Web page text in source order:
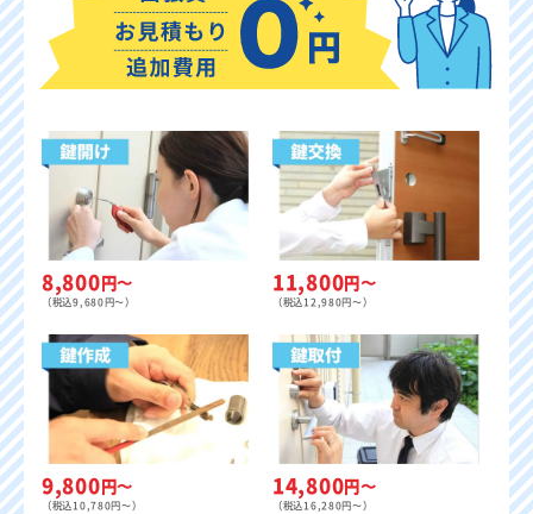
8,800円〜
（税込9,680円〜）
11,800円〜
（税込12,980円〜）
9,800円〜
（税込10,780円〜）
14,800円〜
（税込16,280円〜）